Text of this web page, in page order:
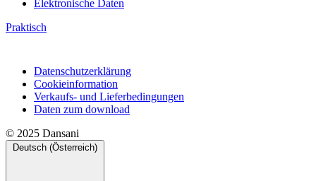
Elektronische Daten
Praktisch
Datenschutzerklärung
Cookieinformation
Verkaufs- und Lieferbedingungen
Daten zum download
© 2025 Dansani
Deutsch (Österreich)